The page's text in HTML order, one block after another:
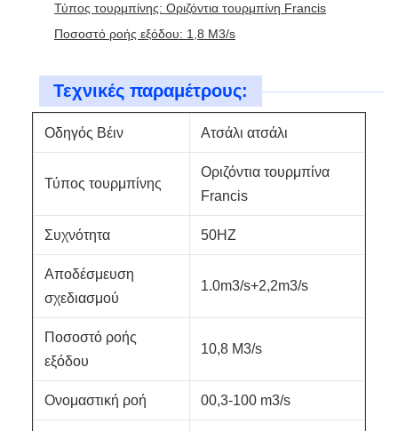
Τύπος τουρμπίνης: Οριζόντια τουρμπίνη Francis
Ποσοστό ροής εξόδου: 1,8 M3/s
Τεχνικές παραμέτρους:
Οδηγός Βέιν Ατσάλι ατσάλι
Τύπος τουρμπίνης
Οριζόντια τουρμπίνα
Francis
Συχνότητα 50HZ
Αποδέσμευση
σχεδιασμού
1.0m3/s+2,2m3/s
Ποσοστό ροής
εξόδου
10,8 M3/s
Ονομαστική ροή 00,3-100 m3/s